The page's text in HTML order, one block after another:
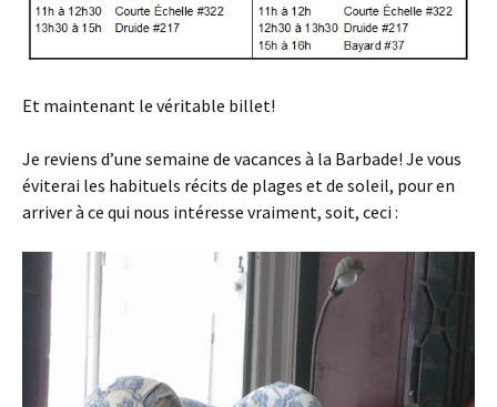
Et maintenant le véritable billet!
Je reviens d’une semaine de vacances à la Barbade! Je vous
éviterai les habituels récits de plages et de soleil, pour en
arriver à ce qui nous intéresse vraiment, soit, ceci :